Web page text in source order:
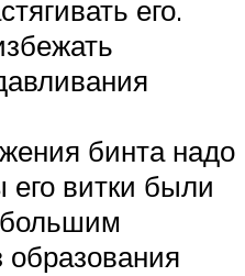
его.
бинта надо
его витки были
образования